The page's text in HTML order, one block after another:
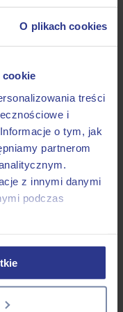
O plikach cookies
treści
i
o tym, jak
partnerom
z innymi danymi
podczas